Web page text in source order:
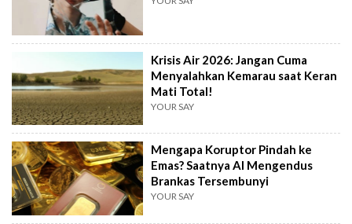
Krisis Air 2026: Jangan Cuma
Menyalahkan Kemarau saat Keran
Mati Total!
YOUR SAY
Mengapa Koruptor Pindah ke
Emas? Saatnya AI Mengendus
Brankas Tersembunyi
YOUR SAY